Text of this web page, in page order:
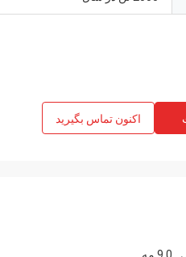
اکنون تماس بگیرید